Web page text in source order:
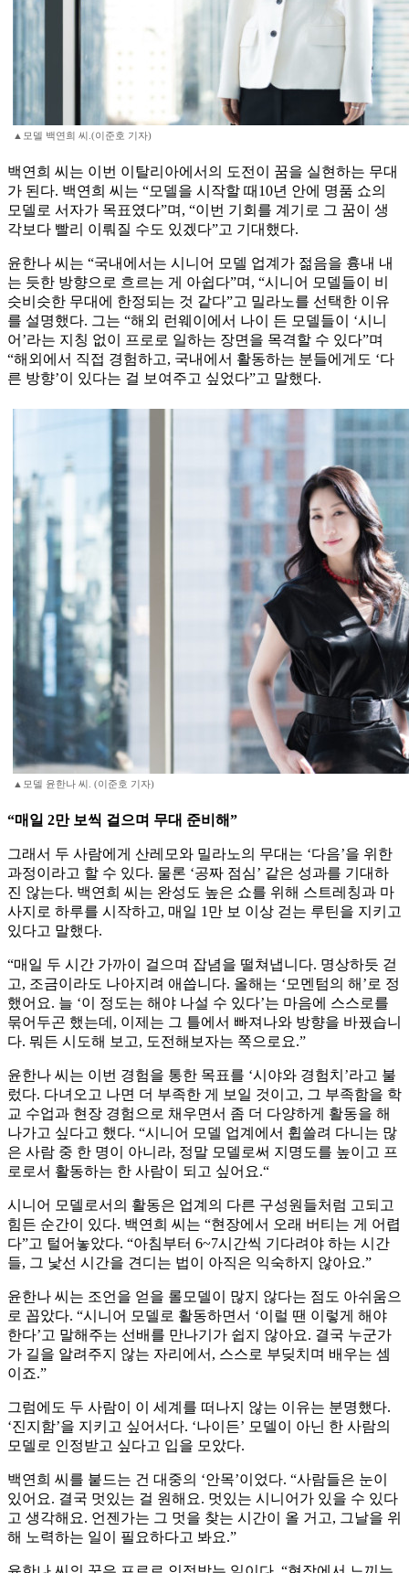
▲모델 백연희 씨.(이준호 기자)
백연희 씨는 이번 이탈리아에서의 도전이 꿈을 실현하는 무대
가 된다. 백연희 씨는 “모델을 시작할 때10년 안에 명품 쇼의
모델로 서자가 목표였다”며, “이번 기회를 계기로 그 꿈이 생
각보다 빨리 이뤄질 수도 있겠다”고 기대했다.
윤한나 씨는 “국내에서는 시니어 모델 업계가 젊음을 흉내 내
는 듯한 방향으로 흐르는 게 아쉽다”며, “시니어 모델들이 비
슷비슷한 무대에 한정되는 것 같다”고 밀라노를 선택한 이유
를 설명했다. 그는 “해외 런웨이에서 나이 든 모델들이 ‘시니
어’라는 지칭 없이 프로로 일하는 장면을 목격할 수 있다”며
“해외에서 직접 경험하고, 국내에서 활동하는 분들에게도 ‘다
른 방향’이 있다는 걸 보여주고 싶었다”고 말했다.
▲모델 윤한나 씨. (이준호 기자)
“매일 2만 보씩 걸으며 무대 준비해”
그래서 두 사람에게 산레모와 밀라노의 무대는 ‘다음’을 위한
과정이라고 할 수 있다. 물론 ‘공짜 점심’ 같은 성과를 기대하
진 않는다. 백연희 씨는 완성도 높은 쇼를 위해 스트레칭과 마
사지로 하루를 시작하고, 매일 1만 보 이상 걷는 루틴을 지키고
있다고 말했다.
“매일 두 시간 가까이 걸으며 잡념을 떨쳐냅니다. 명상하듯 걷
고, 조금이라도 나아지려 애씁니다. 올해는 ‘모멘텀의 해’로 정
했어요. 늘 ‘이 정도는 해야 나설 수 있다’는 마음에 스스로를
묶어두곤 했는데, 이제는 그 틀에서 빠져나와 방향을 바꿨습니
다. 뭐든 시도해 보고, 도전해보자는 쪽으로요.”
윤한나 씨는 이번 경험을 통한 목표를 ‘시야와 경험치’라고 불
렀다. 다녀오고 나면 더 부족한 게 보일 것이고, 그 부족함을 학
교 수업과 현장 경험으로 채우면서 좀 더 다양하게 활동을 해
나가고 싶다고 했다. “시니어 모델 업계에서 휩쓸려 다니는 많
은 사람 중 한 명이 아니라, 정말 모델로써 지명도를 높이고 프
로로서 활동하는 한 사람이 되고 싶어요.“
시니어 모델로서의 활동은 업계의 다른 구성원들처럼 고되고
힘든 순간이 있다. 백연희 씨는 “현장에서 오래 버티는 게 어렵
다”고 털어놓았다. “아침부터 6~7시간씩 기다려야 하는 시간
들, 그 낯선 시간을 견디는 법이 아직은 익숙하지 않아요.”
윤한나 씨는 조언을 얻을 롤모델이 많지 않다는 점도 아쉬움으
로 꼽았다. “시니어 모델로 활동하면서 ‘이럴 땐 이렇게 해야
한다’고 말해주는 선배를 만나기가 쉽지 않아요. 결국 누군가
가 길을 알려주지 않는 자리에서, 스스로 부딪치며 배우는 셈
이죠.”
그럼에도 두 사람이 이 세계를 떠나지 않는 이유는 분명했다.
‘진지함’을 지키고 싶어서다. ‘나이든’ 모델이 아닌 한 사람의
모델로 인정받고 싶다고 입을 모았다.
백연희 씨를 붙드는 건 대중의 ‘안목’이었다. “사람들은 눈이
있어요. 결국 멋있는 걸 원해요. 멋있는 시니어가 있을 수 있다
고 생각해요. 언젠가는 그 멋을 찾는 시간이 올 거고, 그날을 위
해 노력하는 일이 필요하다고 봐요.”